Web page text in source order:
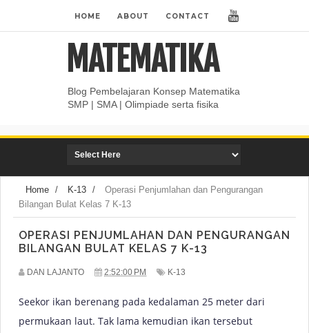
HOME ABOUT CONTACT
MATEMATIKA
Blog Pembelajaran Konsep Matematika
SMP | SMA | Olimpiade serta fisika
Home / K-13 /
Operasi Penjumlahan dan Pengurangan
Bilangan Bulat Kelas 7 K-13
OPERASI PENJUMLAHAN DAN PENGURANGAN
BILANGAN BULAT KELAS 7 K-13
DAN LAJANTO 2:52:00 PM K-13
Seekor ikan berenang pada kedalaman 25 meter dari
permukaan laut. Tak lama kemudian ikan tersebut